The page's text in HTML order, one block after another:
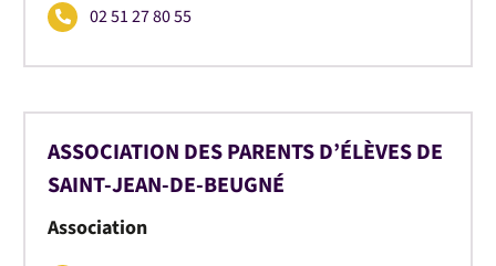
02 51 27 80 55
ASSOCIATION DES PARENTS D’ÉLÈVES DE
SAINT-JEAN-DE-BEUGNÉ
Association